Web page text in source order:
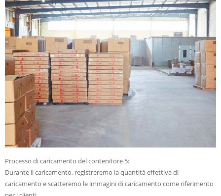
Processo di caricamento del contenitore 5:
Durante il caricamento, registreremo la quantità effettiva di
caricamento e scatteremo le immagini di caricamento come riferimento